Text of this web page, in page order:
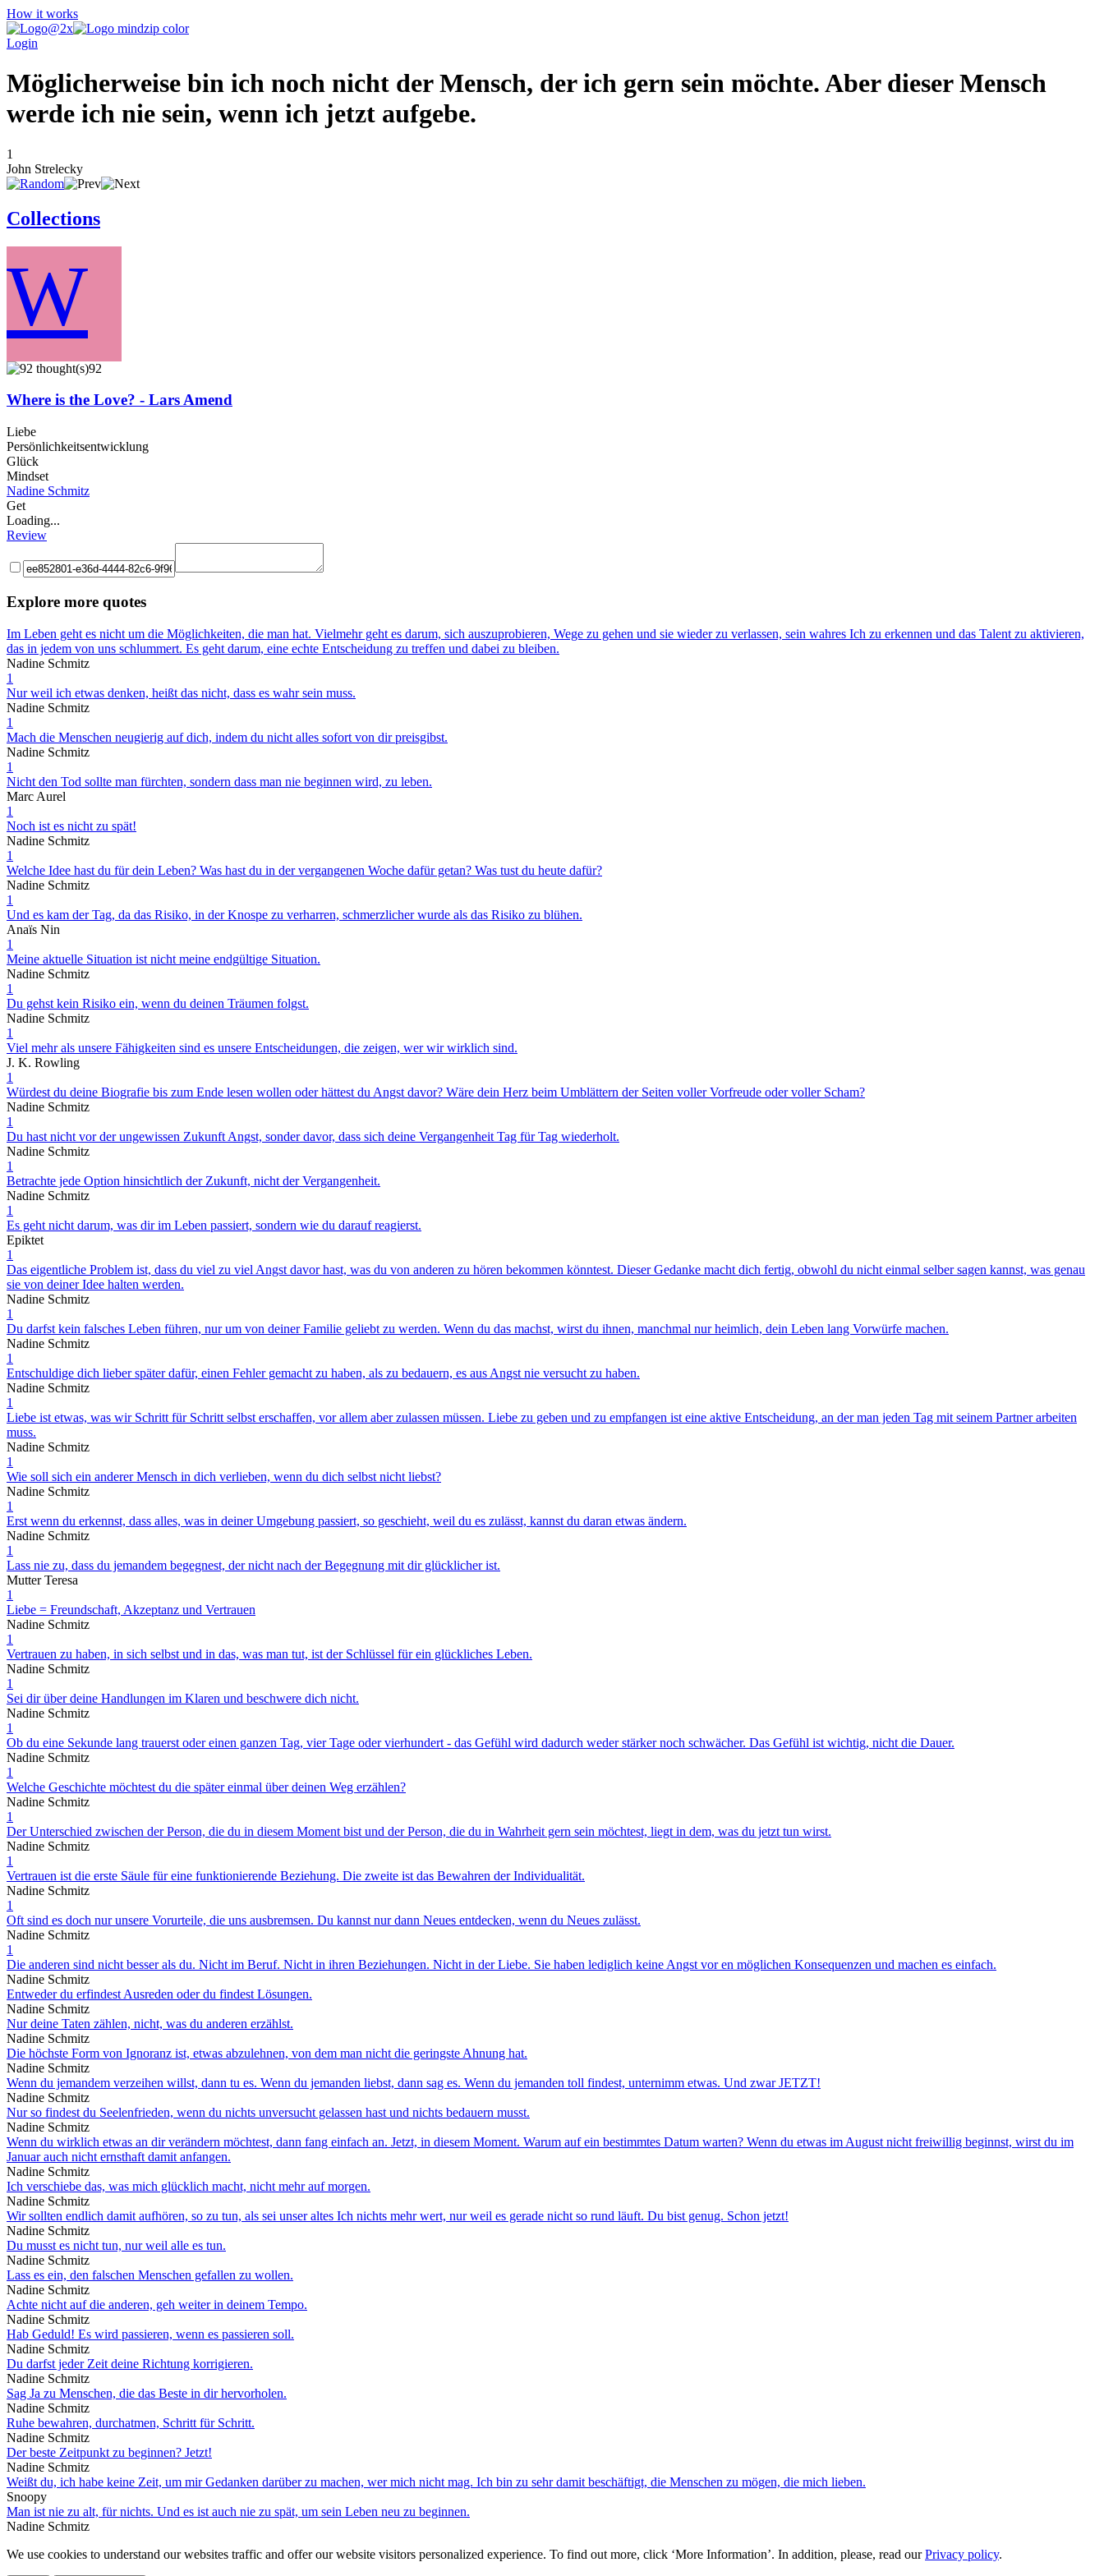
How it works
Login
Möglicherweise bin ich noch nicht der Mensch, der ich gern sein möchte. Aber dieser Mensch
werde ich nie sein, wenn ich jetzt aufgebe.
1
John Strelecky
Collections
W
92
Where is the Love? - Lars Amend
Liebe
Persönlichkeitsentwicklung
Glück
Mindset
Nadine Schmitz
Get
Loading...
Review
Explore more quotes
Im Leben geht es nicht um die Möglichkeiten, die man hat. Vielmehr geht es darum, sich auszuprobieren, Wege zu gehen und sie wieder zu verlassen, sein wahres Ich zu erkennen und das Talent zu aktivieren,
das in jedem von uns schlummert. Es geht darum, eine echte Entscheidung zu treffen und dabei zu bleiben.
Nadine Schmitz
1
Nur weil ich etwas denken, heißt das nicht, dass es wahr sein muss.
Nadine Schmitz
1
Mach die Menschen neugierig auf dich, indem du nicht alles sofort von dir preisgibst.
Nadine Schmitz
1
Nicht den Tod sollte man fürchten, sondern dass man nie beginnen wird, zu leben.
Marc Aurel
1
Noch ist es nicht zu spät!
Nadine Schmitz
1
Welche Idee hast du für dein Leben? Was hast du in der vergangenen Woche dafür getan? Was tust du heute dafür?
Nadine Schmitz
1
Und es kam der Tag, da das Risiko, in der Knospe zu verharren, schmerzlicher wurde als das Risiko zu blühen.
Anaïs Nin
1
Meine aktuelle Situation ist nicht meine endgültige Situation.
Nadine Schmitz
1
Du gehst kein Risiko ein, wenn du deinen Träumen folgst.
Nadine Schmitz
1
Viel mehr als unsere Fähigkeiten sind es unsere Entscheidungen, die zeigen, wer wir wirklich sind.
J. K. Rowling
1
Würdest du deine Biografie bis zum Ende lesen wollen oder hättest du Angst davor? Wäre dein Herz beim Umblättern der Seiten voller Vorfreude oder voller Scham?
Nadine Schmitz
1
Du hast nicht vor der ungewissen Zukunft Angst, sonder davor, dass sich deine Vergangenheit Tag für Tag wiederholt.
Nadine Schmitz
1
Betrachte jede Option hinsichtlich der Zukunft, nicht der Vergangenheit.
Nadine Schmitz
1
Es geht nicht darum, was dir im Leben passiert, sondern wie du darauf reagierst.
Epiktet
1
Das eigentliche Problem ist, dass du viel zu viel Angst davor hast, was du von anderen zu hören bekommen könntest. Dieser Gedanke macht dich fertig, obwohl du nicht einmal selber sagen kannst, was genau
sie von deiner Idee halten werden.
Nadine Schmitz
1
Du darfst kein falsches Leben führen, nur um von deiner Familie geliebt zu werden. Wenn du das machst, wirst du ihnen, manchmal nur heimlich, dein Leben lang Vorwürfe machen.
Nadine Schmitz
1
Entschuldige dich lieber später dafür, einen Fehler gemacht zu haben, als zu bedauern, es aus Angst nie versucht zu haben.
Nadine Schmitz
1
Liebe ist etwas, was wir Schritt für Schritt selbst erschaffen, vor allem aber zulassen müssen. Liebe zu geben und zu empfangen ist eine aktive Entscheidung, an der man jeden Tag mit seinem Partner arbeiten
muss.
Nadine Schmitz
1
Wie soll sich ein anderer Mensch in dich verlieben, wenn du dich selbst nicht liebst?
Nadine Schmitz
1
Erst wenn du erkennst, dass alles, was in deiner Umgebung passiert, so geschieht, weil du es zulässt, kannst du daran etwas ändern.
Nadine Schmitz
1
Lass nie zu, dass du jemandem begegnest, der nicht nach der Begegnung mit dir glücklicher ist.
Mutter Teresa
1
Liebe = Freundschaft, Akzeptanz und Vertrauen
Nadine Schmitz
1
Vertrauen zu haben, in sich selbst und in das, was man tut, ist der Schlüssel für ein glückliches Leben.
Nadine Schmitz
1
Sei dir über deine Handlungen im Klaren und beschwere dich nicht.
Nadine Schmitz
1
Ob du eine Sekunde lang trauerst oder einen ganzen Tag, vier Tage oder vierhundert - das Gefühl wird dadurch weder stärker noch schwächer. Das Gefühl ist wichtig, nicht die Dauer.
Nadine Schmitz
1
Welche Geschichte möchtest du die später einmal über deinen Weg erzählen?
Nadine Schmitz
1
Der Unterschied zwischen der Person, die du in diesem Moment bist und der Person, die du in Wahrheit gern sein möchtest, liegt in dem, was du jetzt tun wirst.
Nadine Schmitz
1
Vertrauen ist die erste Säule für eine funktionierende Beziehung. Die zweite ist das Bewahren der Individualität.
Nadine Schmitz
1
Oft sind es doch nur unsere Vorurteile, die uns ausbremsen. Du kannst nur dann Neues entdecken, wenn du Neues zulässt.
Nadine Schmitz
1
Die anderen sind nicht besser als du. Nicht im Beruf. Nicht in ihren Beziehungen. Nicht in der Liebe. Sie haben lediglich keine Angst vor en möglichen Konsequenzen und machen es einfach.
Nadine Schmitz
Entweder du erfindest Ausreden oder du findest Lösungen.
Nadine Schmitz
Nur deine Taten zählen, nicht, was du anderen erzählst.
Nadine Schmitz
Die höchste Form von Ignoranz ist, etwas abzulehnen, von dem man nicht die geringste Ahnung hat.
Nadine Schmitz
Wenn du jemandem verzeihen willst, dann tu es. Wenn du jemanden liebst, dann sag es. Wenn du jemanden toll findest, unternimm etwas. Und zwar JETZT!
Nadine Schmitz
Nur so findest du Seelenfrieden, wenn du nichts unversucht gelassen hast und nichts bedauern musst.
Nadine Schmitz
Wenn du wirklich etwas an dir verändern möchtest, dann fang einfach an. Jetzt, in diesem Moment. Warum auf ein bestimmtes Datum warten? Wenn du etwas im August nicht freiwillig beginnst, wirst du im
Januar auch nicht ernsthaft damit anfangen.
Nadine Schmitz
Ich verschiebe das, was mich glücklich macht, nicht mehr auf morgen.
Nadine Schmitz
Wir sollten endlich damit aufhören, so zu tun, als sei unser altes Ich nichts mehr wert, nur weil es gerade nicht so rund läuft. Du bist genug. Schon jetzt!
Nadine Schmitz
Du musst es nicht tun, nur weil alle es tun.
Nadine Schmitz
Lass es ein, den falschen Menschen gefallen zu wollen.
Nadine Schmitz
Achte nicht auf die anderen, geh weiter in deinem Tempo.
Nadine Schmitz
Hab Geduld! Es wird passieren, wenn es passieren soll.
Nadine Schmitz
Du darfst jeder Zeit deine Richtung korrigieren.
Nadine Schmitz
Sag Ja zu Menschen, die das Beste in dir hervorholen.
Nadine Schmitz
Ruhe bewahren, durchatmen, Schritt für Schritt.
Nadine Schmitz
Der beste Zeitpunkt zu beginnen? Jetzt!
Nadine Schmitz
Weißt du, ich habe keine Zeit, um mir Gedanken darüber zu machen, wer mich nicht mag. Ich bin zu sehr damit beschäftigt, die Menschen zu mögen, die mich lieben.
Snoopy
Man ist nie zu alt, für nichts. Und es ist auch nie zu spät, um sein Leben neu zu beginnen.
Nadine Schmitz
We use cookies to understand our websites traffic and offer our website visitors personalized experience. To find out more, click ‘More Information’. In addition, please, read ourPrivacy policy.